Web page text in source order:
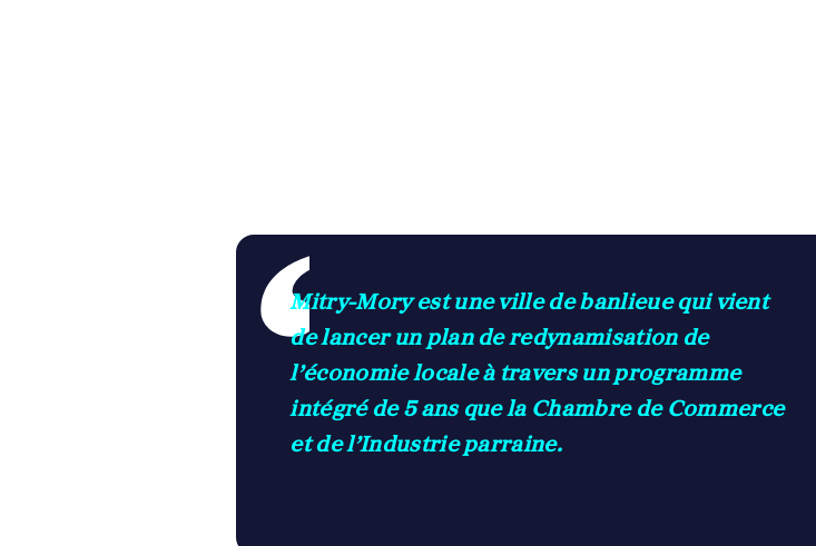
Mitry-Mory est une ville de banlieue qui vient
de lancer un plan de redynamisation de
l’économie locale à travers un programme
intégré de 5 ans que la Chambre de Commerce
et de l’Industrie parraine.